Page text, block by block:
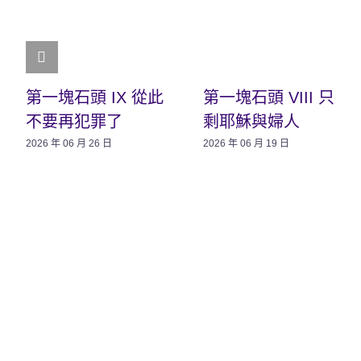
第一塊石頭 IX 從此
不要再犯罪了
2026 年 06 月 26 日
第一塊石頭 VIII 只
剩耶穌與婦人
2026 年 06 月 19 日